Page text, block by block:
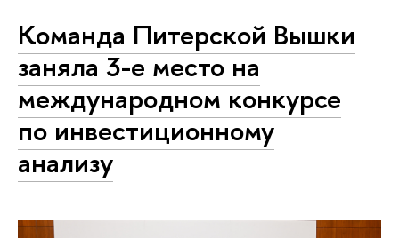
Команда Питерской Вышки
заняла 3-е место на
международном конкурсе
по инвестиционному
анализу